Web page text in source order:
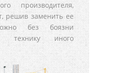
производителя,
решив заменить ее
без боязни
технику иного